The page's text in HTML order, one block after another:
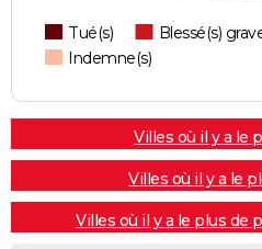
Tué(s) Blessé(s)
Indemne(s)
Villes où il y a le
Villes où il y a le
Villes où il y a le plus de